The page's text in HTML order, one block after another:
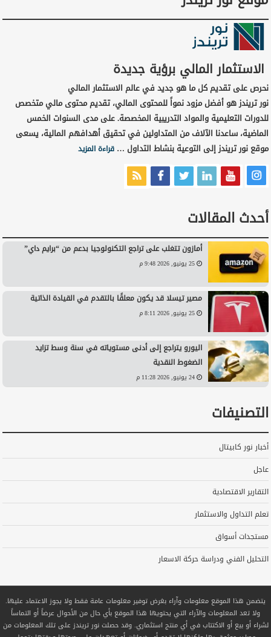
الاستثمار المالي برؤية جديدة
نحرص على تقديم كل ما هو جديد في عالم الاستثمار المالي
نور تريندز هو أفضل مزود نمواً للمحتوى المالي، تقديم محتوى مالي متخصص
للدورات التعليمية والمواد التدريبية المخصصة. على مدى السنوات الخمس
الماضية، ساعدنا الآلاف من المتداولين في تحقيق أهدافهم المالية، يسعى
موقع نور تريندز إلى التوعية بنشاط التداول …قراءة المزيد
أحدث المقالات
أمازون تتغلب على تراجع التكنولوجيا بدعم من “برايم داي”
25 يونيو, 2026 9:48 م
مصير تيسلا قد يكون معلقًا بالتقدم في القيادة الذاتية
25 يونيو, 2026 8:11 م
اليورو يتراجع إلى أدنى مستوياته في سنة وسط تزايد
الضغوط النقدية
24 يونيو, 2026 11:28 م
التصنيفات
أخبار نور كابيتال
عاجل
التقارير الاقتصادية
تعلم التداول والاستثمار
مستجدات أسواق
التحليل الفني ودراسة حركة الاسعار
يتضمن هذا الموقع معلومات وآراء بغرض توفير معلومات عامة فقط ولا يجوز الاعتماد عليها.
ولا تعد المعلومات والآراء التي يحتويها هذا الموقع بأي حال من الأحوال عرضاً أو التماساً
لشراء أو بيع أو الاكتتاب في أي منتج استثماري. وقد حصلت نور تريندز على تلك المعلومات من